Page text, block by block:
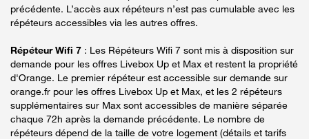
précédente. L’accès aux répéteurs n’est pas cumulable avec les
répéteurs accessibles via les autres offres.
Répéteur Wifi 7 : Les Répéteurs Wifi 7 sont mis à disposition sur
demande pour les offres Livebox Up et Max et restent la propriété
d'Orange. Le premier répéteur est accessible sur demande sur
orange.fr pour les offres Livebox Up et Max, et les 2 répéteurs
supplémentaires sur Max sont accessibles de manière séparée
chaque 72h après la demande précédente. Le nombre de
répéteurs dépend de la taille de votre logement (détails et tarifs